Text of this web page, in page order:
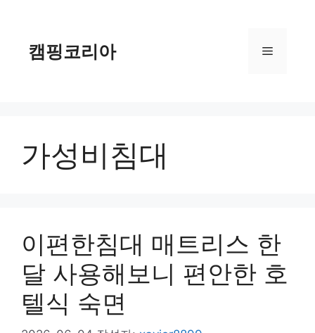
캠핑코리아 메
가성비침대
이편한침대 매트리스 한
달 사용해보니 편안한 호
텔식 숙면